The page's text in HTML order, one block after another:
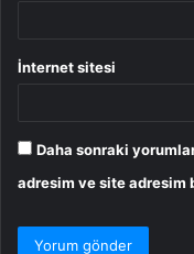
İnternet sitesi
Daha sonraki
adresim ve site adresim